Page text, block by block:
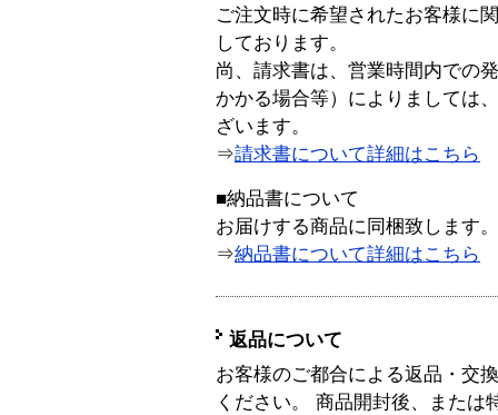
ご注文時に希望されたお客様に
しております。
尚、請求書は、営業時間内での
かかる場合等）によりましては
ざいます。
⇒請求書について詳細はこちら
■納品書について
お届けする商品に同梱致します。
⇒納品書について詳細はこちら
返品について
お客様のご都合による返品・交
ください。 商品開封後、または